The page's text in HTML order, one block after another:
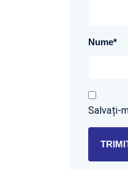
Nume*
Salvați-